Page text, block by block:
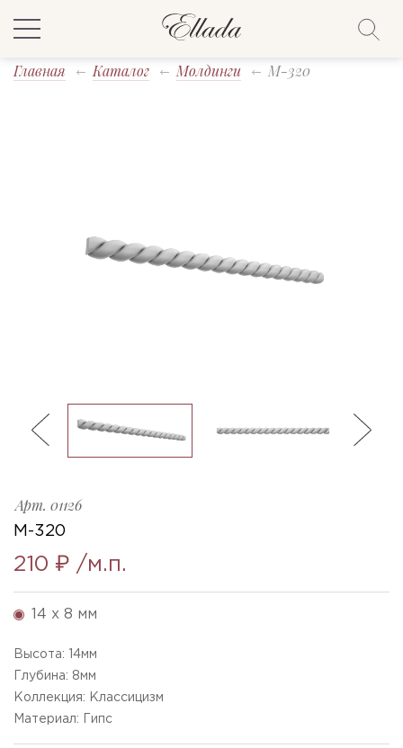
Главная Каталог Молдинги M-320
Арт. 01126
M-320
210 ₽ /м.п.
14 x 8 мм
Высота: 14мм
Глубина: 8мм
Коллекция: Классицизм
Материал: Гипс